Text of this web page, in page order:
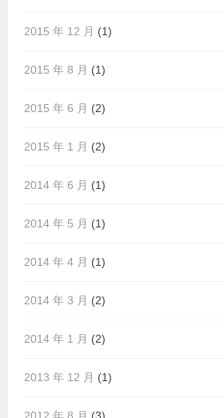
2015 年 12 月 (1)
2015 年 8 月 (1)
2015 年 6 月 (2)
2015 年 1 月 (2)
2014 年 6 月 (1)
2014 年 5 月 (1)
2014 年 4 月 (1)
2014 年 3 月 (2)
2014 年 1 月 (2)
2013 年 12 月 (1)
2012 年 8 月 (3)